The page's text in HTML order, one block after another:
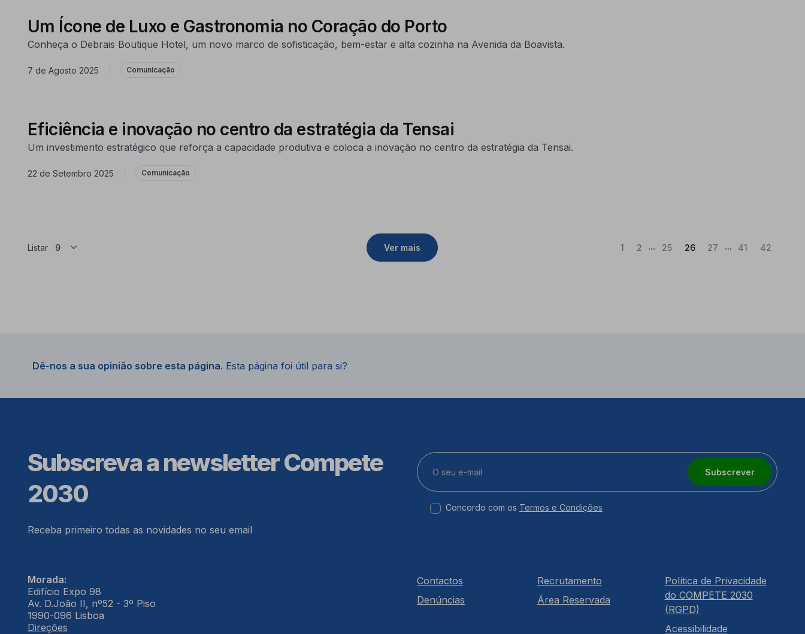
Um Ícone de Luxo e Gastronomia no Coração do Porto
Conheça o Debrais Boutique Hotel, um novo marco de sofisticação, bem-estar e alta cozinha na Avenida da Boavista.
7 de Agosto 2025 Comunicação
Eficiência e inovação no centro da estratégia da Tensai
Um investimento estratégico que reforça a capacidade produtiva e coloca a inovação no centro da estratégia da Tensai.
22 de Setembro 2025 Comunicação
Listar Ver mais 1 2 ... 25 26(Atual)
27 ... 41 42
Dê-nos a sua opinião sobre esta página. Esta página foi útil para si?
Subscreva a newsletter Compete
2030
Receba primeiro todas as novidades no seu email
Subscrever
Concordo com os Termos e Condições
Morada:
Edifício Expo 98
Av. D.João II, nº52 - 3º Piso
1990-096 Lisboa
Direções
Contactos
Denúncias
Recrutamento
Área Reservada
Política de Privacidade
do COMPETE 2030
(RGPD)
Acessibilidade